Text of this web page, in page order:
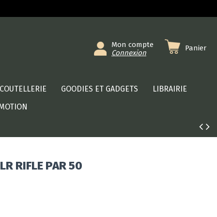
Mon compte
Connexion
Panier
COUTELLERIE GOODIES ET GADGETS
LIBRAIRIE
RIFLE PAR 50